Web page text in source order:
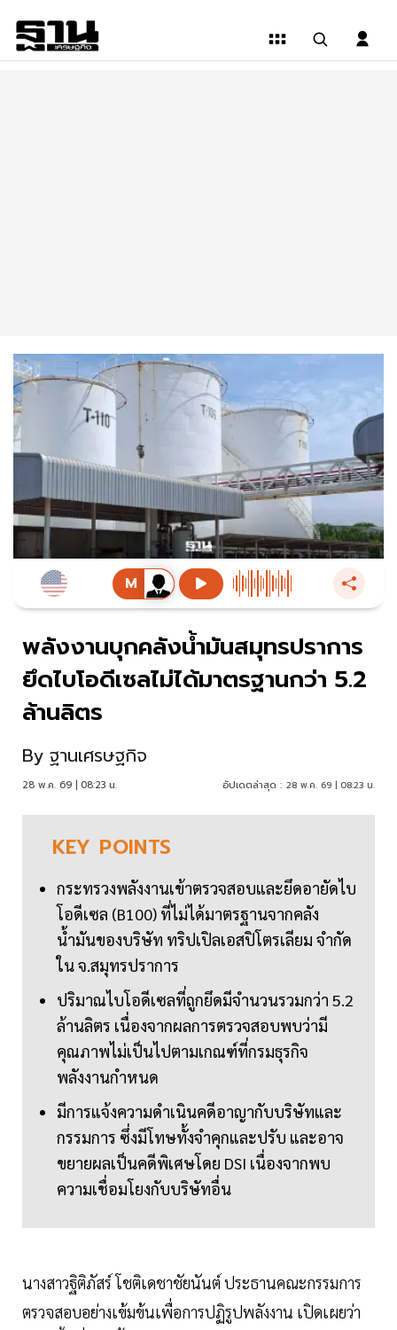
พลังงานบุกคลังน้ำมันสมุทรปราการ
ยึดไบโอดีเซลไม่ได้มาตรฐานกว่า 5.2
ล้านลิตร
By ฐานเศรษฐกิจ
28 พ.ค. 69 | 08:23 น. อัปเดตล่าสุด : 28 พ.ค. 69 | 08:23 น.
KEY POINTS
กระทรวงพลังงานเข้าตรวจสอบและยึดอายัดไบ
โอดีเซล (B100) ที่ไม่ได้มาตรฐานจากคลัง
น้ำมันของบริษัท ทริปเปิลเอสปิโตรเลียม จำกัด
ใน จ.สมุทรปราการ
ปริมาณไบโอดีเซลที่ถูกยึดมีจำนวนรวมกว่า 5.2
ล้านลิตร เนื่องจากผลการตรวจสอบพบว่ามี
คุณภาพไม่เป็นไปตามเกณฑ์ที่กรมธุรกิจ
พลังงานกำหนด
มีการแจ้งความดำเนินคดีอาญากับบริษัทและ
กรรมการ ซึ่งมีโทษทั้งจำคุกและปรับ และอาจ
ขยายผลเป็นคดีพิเศษโดย DSI เนื่องจากพบ
ความเชื่อมโยงกับบริษัทอื่น
นางสาวฐิติภัสร์ โชติเดชาชัยนันต์ ประธานคณะกรรมการ
ตรวจสอบอย่างเข้มข้นเพื่อการปฏิรูปพลังงาน เปิดเผยว่า